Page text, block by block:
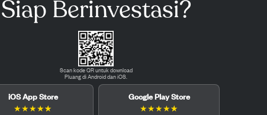
Siap Berinvestasi?
Scan kode QR untuk download
Pluang di Android dan iOS.
iOS App Store
★★★★★
Google Play Store
★★★★★